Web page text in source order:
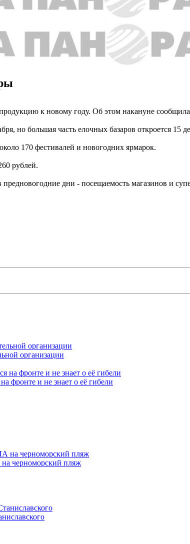
к новому году. Об этом накануне
но большая часть елочных базаров откроется 15
170 фестивалей и новогодних ярмарок.
рублей.
дни - посещаемость магазинов и
организации
фронте и не знает о её гибели
черноморский пляж